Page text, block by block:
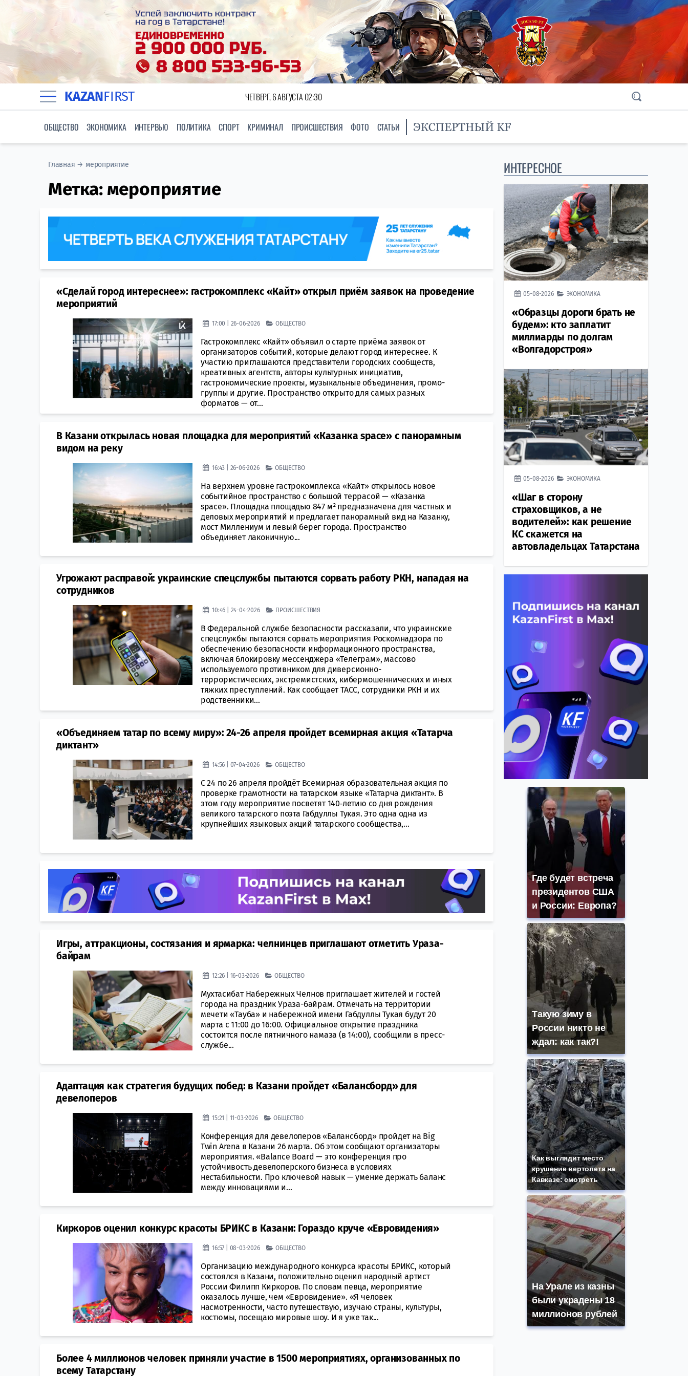
KAZANFIRST ЧЕТВЕРГ, 6 АВГУСТА 02:30
ОБЩЕСТВО ЭКОНОМИКА ИНТЕРВЬЮ ПОЛИТИКА СПОРТ КРИМИНАЛ ПРОИСШЕСТВИЯ ФОТО СТАТЬИ
Главная → мероприятие
Метка: мероприятие
«Сделай город интереснее»: гастрокомплекс «Кайт» открыл приём заявок на проведение
мероприятий
17:00 | 26-06-2026 ОБЩЕСТВО
Гастрокомплекс «Кайт» объявил о старте приёма заявок от
организаторов событий, которые делают город интереснее. К
участию приглашаются представители городских сообществ,
креативных агентств, авторы культурных инициатив,
гастрономические проекты, музыкальные объединения, промо-
группы и другие. Пространство открыто для самых разных
форматов — от...
В Казани открылась новая площадка для мероприятий «Казанка space» с панорамным
видом на реку
16:43 | 26-06-2026 ОБЩЕСТВО
На верхнем уровне гастрокомплекса «Кайт» открылось новое
событийное пространство с большой террасой — «Казанка
space». Площадка площадью 847 м² предназначена для частных и
деловых мероприятий и предлагает панорамный вид на Казанку,
мост Миллениум и левый берег города. Пространство
объединяет лаконичную...
Угрожают расправой: украинские спецслужбы пытаются сорвать работу РКН, нападая на
сотрудников
10:46 | 24-04-2026 ПРОИСШЕСТВИЯ
В Федеральной службе безопасности рассказали, что украинские
спецслужбы пытаются сорвать мероприятия Роскомнадзора по
обеспечению безопасности информационного пространства,
включая блокировку мессенджера «Телеграм», массово
используемого противником для диверсионно-
террористических, экстремистских, кибермошеннических и иных
тяжких преступлений. Как сообщает ТАСС, сотрудники РКН и их
родственники...
«Объединяем татар по всему миру»: 24-26 апреля пройдет всемирная акция «Татарча
диктант»
14:56 | 07-04-2026 ОБЩЕСТВО
С 24 по 26 апреля пройдёт Всемирная образовательная акция по
проверке грамотности на татарском языке «Татарча диктант». В
этом году мероприятие посветят 140‑летию со дня рождения
великого татарского поэта Габдуллы Тукая. Это одна одна из
крупнейших языковых акций татарского сообщества,...
Игры, аттракционы, состязания и ярмарка: челнинцев приглашают отметить Ураза-
байрам
12:26 | 16-03-2026 ОБЩЕСТВО
Мухтасибат Набережных Челнов приглашает жителей и гостей
города на праздник Ураза-байрам. Отмечать на территории
мечети «Тауба» и набережной имени Габдуллы Тукая будут 20
марта с 11:00 до 16:00. Официальное открытие праздника
состоится после пятничного намаза (в 14:00), сообщили в пресс-
службе...
Адаптация как стратегия будущих побед: в Казани пройдет «Балансборд» для
девелоперов
15:21 | 11-03-2026 ОБЩЕСТВО
Конференция для девелоперов «Балансборд» пройдет на Big
Twin Arena в Казани 26 марта. Об этом сообщают организаторы
мероприятия. «Balance Board — это конференция про
устойчивость девелоперского бизнеса в условиях
нестабильности. Про ключевой навык — умение держать баланс
между инновациями и...
Киркоров оценил конкурс красоты БРИКС в Казани: Гораздо круче «Евровидения»
16:57 | 08-03-2026 ОБЩЕСТВО
Организацию международного конкурса красоты БРИКС, который
состоялся в Казани, положительно оценил народный артист
России Филипп Киркоров. По словам певца, мероприятие
оказалось лучше, чем «Евровидение». «Я человек
насмотренности, часто путешествую, изучаю страны, культуры,
костюмы, посещаю мировые шоу. И я уже так...
Более 4 миллионов человек приняли участие в 1500 мероприятиях, организованных по
всему Татарстану
ИНТЕРЕСНОЕ
05-08-2026 ЭКОНОМИКА
«Образцы дороги брать не
будем»: кто заплатит
миллиарды по долгам
«Волгадорстроя»
05-08-2026 ЭКОНОМИКА
«Шаг в сторону
страховщиков, а не
водителей»: как решение
КС скажется на
автовладельцах Татарстана
Где будет встреча
президентов США
и России: Европа?
Такую зиму в
России никто не
ждал: как так?!
Как выглядит место
крушение вертолета на
Кавказе: смотреть
На Урале из казны
были украдены 18
миллионов рублей